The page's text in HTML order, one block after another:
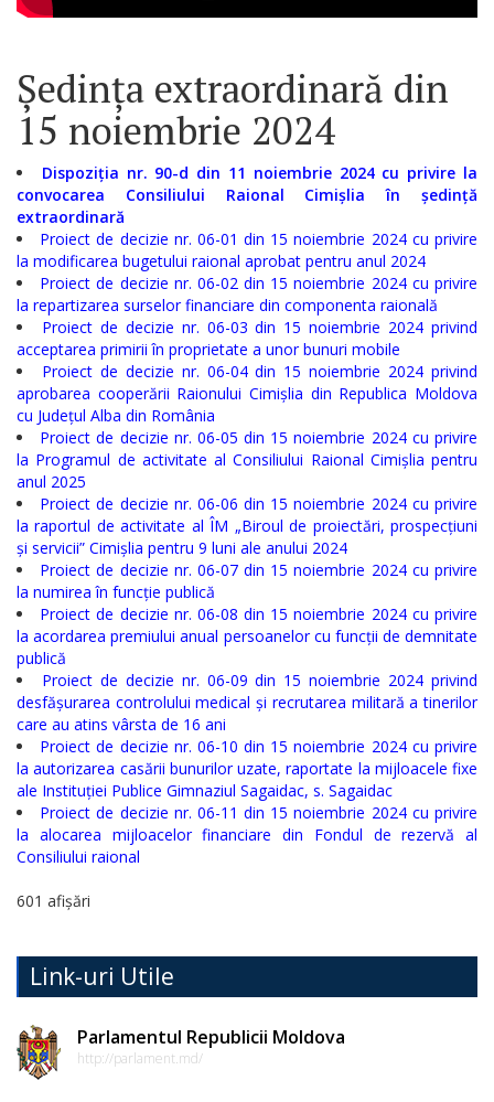
Arhitectură,
și
Cadastru
Serviciul
Arhivă
Serviciul
Juridic
Serviciul
Audit
Declarații
de
avere
și
interese
personale
Regulamente
Consilierii
raionali
Comisiile
consultative
specialitate
ale
consiliului
Ședința extraordinară din
15 noiembrie 2024
Dispoziția nr. 90-d din 11 noiembrie 2024 cu privire la
convocarea Consiliului Raional Cimișlia în ședință
extraordinară
Proiect de decizie nr. 06-01 din 15 noiembrie 2024 cu privire
la modificarea bugetului raional aprobat pentru anul 2024
Proiect de decizie nr. 06-02 din 15 noiembrie 2024 cu privire
la repartizarea surselor financiare din componenta raională
Proiect de decizie nr. 06-03 din 15 noiembrie 2024 privind
acceptarea primirii în proprietate a unor bunuri mobile
Proiect de decizie nr. 06-04 din 15 noiembrie 2024 privind
aprobarea cooperării Raionului Cimișlia din Republica Moldova
cu Județul Alba din România
Proiect de decizie nr. 06-05 din 15 noiembrie 2024 cu privire
la Programul de activitate al Consiliului Raional Cimișlia pentru
anul 2025
Proiect de decizie nr. 06-06 din 15 noiembrie 2024 cu privire
la raportul de activitate al ÎM „Biroul de proiectări, prospecțiuni
și servicii” Cimișlia pentru 9 luni ale anului 2024
Proiect de decizie nr. 06-07 din 15 noiembrie 2024 cu privire
la numirea în funcție publică
Proiect de decizie nr. 06-08 din 15 noiembrie 2024 cu privire
la acordarea premiului anual persoanelor cu funcții de demnitate
publică
Proiect de decizie nr. 06-09 din 15 noiembrie 2024 privind
desfășurarea controlului medical și recrutarea militară a tinerilor
care au atins vârsta de 16 ani
Proiect de decizie nr. 06-10 din 15 noiembrie 2024 cu privire
la autorizarea casării bunurilor uzate, raportate la mijloacele fixe
ale Instituției Publice Gimnaziul Sagaidac, s. Sagaidac
Proiect de decizie nr. 06-11 din 15 noiembrie 2024 cu privire
la alocarea mijloacelor financiare din Fondul de rezervă al
Consiliului raional
601 afișări
Link-uri Utile
Parlamentul Republicii Moldova
http://parlament.md/